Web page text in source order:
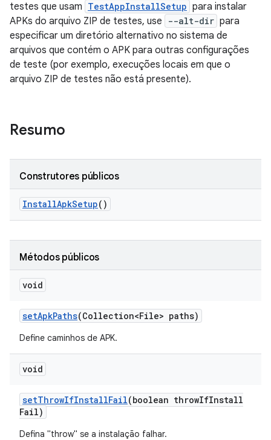
testes que usam TestAppInstallSetup para instalar
APKs do arquivo ZIP de testes, use
--alt-dir para
especificar um diretório alternativo no sistema de
arquivos que contém o APK para outras configurações
de teste (por exemplo, execuções locais em que o
arquivo ZIP de testes não está presente).
Resumo
Construtores públicos
InstallApkSetup()
Métodos públicos
void
setApkPaths(Collection<File> paths)
Define caminhos de APK.
void
setThrowIfInstallFail(boolean throwIfInstall
Fail)
Defina "throw" se a instalação falhar.